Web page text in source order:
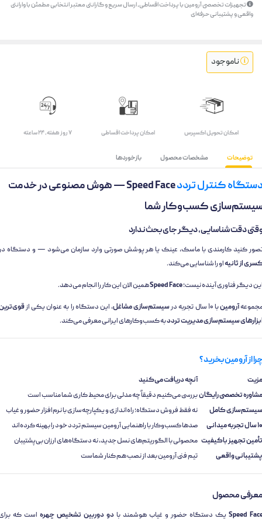
تجهیزات تخصصی آرومین با پرداخت اقساطی، ارسال سریع و گارانتی معتبر انتخابی مطمئن با وارانتی
واقعی و پشتیبانی حرفه‌ای
ناموجود
اﻣﮑﺎن ﺗﺤﻮﯾﻞ اﮐﺴﭙﺮس امکان پرداخت اقساطی ۷ روز ﻫﻔﺘﻪ، ۲۴ ﺳﺎﻋﺘﻪ
توضیحات مشخصات محصول بازخوردها
کنترل تردد
Speed Face — هوش مصنوعی در خدمت
کسب‌وکار شما
دقت شناسایی، دیگر جای بحث ندارد
کنید کارمندی با ماسک، عینک یا هر پوشش صورتی وارد سازمان می‌شود — و دستگاه در
از ثانیهاو را شناسایی می‌کند.
دیگر فناوری آینده نیست؛Speed Faceهمین الان این کار را انجام می‌دهد.
آرومینبا ۱۰ سال تجربه در سیستم‌سازی مشاغل، این دستگاه را به عنوان یکی ازقوی‌ترین
سیستم‌سازی مدیریت ترددبه کسب‌وکارهای ایرانی معرفی می‌کند.
از آرومین بخرید؟
آنچه دریافت می‌کنید
تخصصی رایگانبررسی می‌کنیم دقیقاً چه مدلی برای محیط کاری شما مناسب است
کامل
نه فقط فروش دستگاه؛ راه‌اندازی و یکپارچه‌سازی با نرم‌افزار حضور و غیاب
میدانی
صدها کسب‌وکار با راهنمایی آرومین سیستم تردد خود را بهینه کرده‌اند
تجهیز باکیفیت محصولی با الگوریتم‌های نسل جدید، نه دستگاه‌های ارزان بی‌پشتیبان
واقعی
تیم فنی آرومین بعد از نصب هم کنار شماست
محصول
Speedیک دستگاه حضور و غیاب هوشمند با دو دوربین تشخیص چهرهاست که برای